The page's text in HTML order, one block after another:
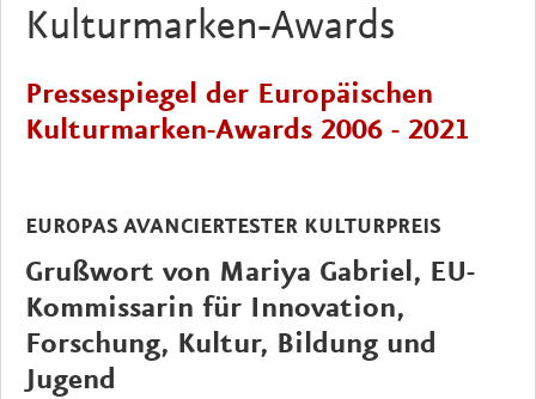
Kulturmarken-Awards
Pressespiegel der Europäischen
Kulturmarken-Awards 2006 - 2021
EUROPAS AVANCIERTESTER KULTURPREIS
Grußwort von Mariya Gabriel, EU-
Kommissarin für Innovation,
Forschung, Kultur, Bildung und
Jugend